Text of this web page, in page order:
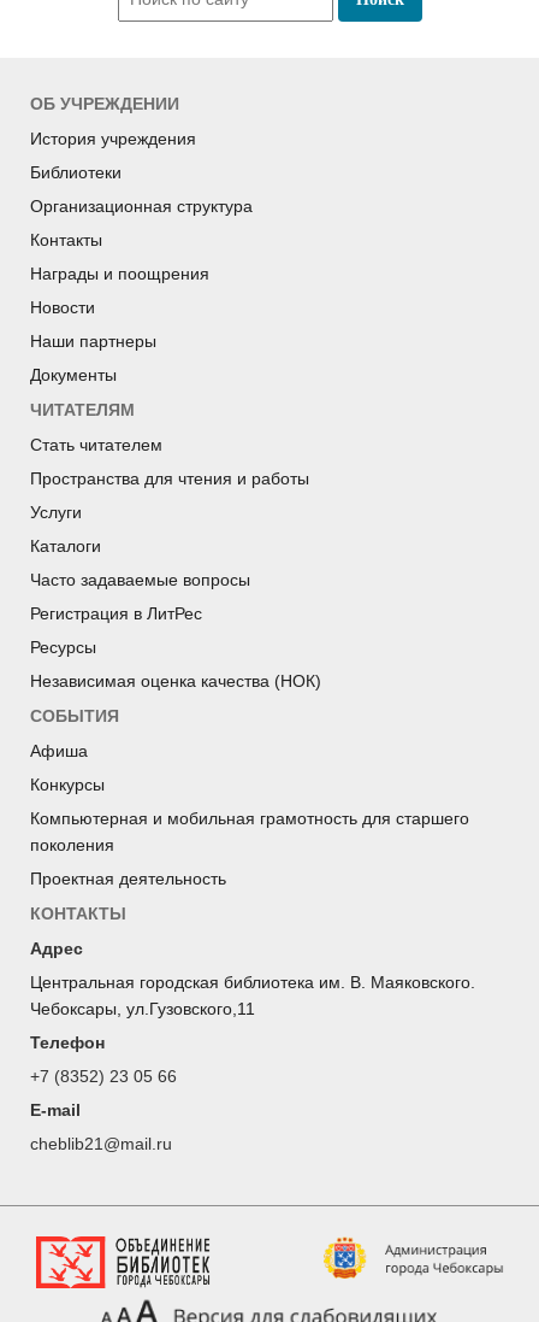
ОБ УЧРЕЖДЕНИИ
История учреждения
Библиотеки
Организационная структура
Контакты
Награды и поощрения
Новости
Наши партнеры
Документы
ЧИТАТЕЛЯМ
Стать читателем
Пространства для чтения и работы
Услуги
Каталоги
Часто задаваемые вопросы
Регистрация в ЛитРес
Ресурсы
Независимая оценка качества (НОК)
СОБЫТИЯ
Афиша
Конкурсы
Компьютерная и мобильная грамотность для старшего
поколения
Проектная деятельность
КОНТАКТЫ
Адрес
Центральная городская библиотека им. В. Маяковского.
Чебоксары, ул.Гузовского,11
Телефон
+7 (8352) 23 05 66
E-mail
cheblib21@mail.ru